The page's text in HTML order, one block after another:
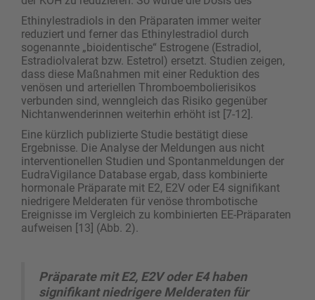
Ethinylestradiols in den Präparaten immer weiter
reduziert und ferner das Ethinylestradiol durch
sogenannte „bioidentische“ Estrogene (Estradiol,
Estradiolvalerat bzw. Estetrol) ersetzt. Studien zeigen,
dass diese Maßnahmen mit einer Reduktion des
venösen und arteriellen Thromboembolierisikos
verbunden sind, wenngleich das Risiko gegenüber
Nichtanwenderinnen weiterhin erhöht ist [7-12].
Eine kürzlich publizierte Studie bestätigt diese
Ergebnisse. Die Analyse der Meldungen aus nicht
interventionellen Studien und Spontanmeldungen der
EudraVigilance Database ergab, dass kombinierte
hormonale Präparate mit E2, E2V oder E4 signifikant
niedrigere Melderaten für venöse thrombotische
Ereignisse im Vergleich zu kombinierten EE-Präparaten
aufweisen [13] (Abb. 2).
Präparate mit E2, E2V oder E4 haben
signifikant niedrigere Melderaten für